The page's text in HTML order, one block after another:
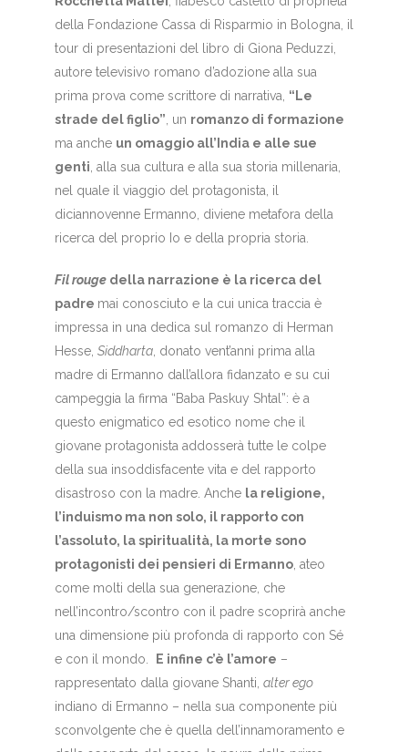
della Fondazione Cassa di Risparmio in Bologna, il
tour di presentazioni del libro di Giona Peduzzi,
autore televisivo romano d’adozione alla sua
prima prova come scrittore di narrativa, “Le
strade del figlio” , un romanzo di formazione
ma anche un omaggio all’India e alle sue
genti , alla sua cultura e alla sua storia millenaria,
nel quale il viaggio del protagonista, il
diciannovenne Ermanno, diviene metafora della
ricerca del proprio Io e della propria storia.
Fil rougedella narrazione è la ricerca del
padre mai conosciuto e la cui unica traccia è
impressa in una dedica sul romanzo di Herman
Hesse, Siddharta, donato vent’anni prima alla
madre di Ermanno dall’allora fidanzato e su cui
campeggia la firma “Baba Paskuy Shtal”: è a
questo enigmatico ed esotico nome che il
giovane protagonista addosserà tutte le colpe
della sua insoddisfacente vita e del rapporto
disastroso con la madre. Anche la religione,
l’induismo ma non solo, il rapporto con
l’assoluto, la spiritualità, la morte sono
protagonisti dei pensieri di Ermanno, ateo
come molti della sua generazione, che
nell’incontro/scontro con il padre scoprirà anche
una dimensione più profonda di rapporto con Sé
e con il mondo.
E infine c’è l’amore –
rappresentato dalla giovane Shanti, alter ego
indiano di Ermanno – nella sua componente più
sconvolgente che è quella dell’innamoramento e